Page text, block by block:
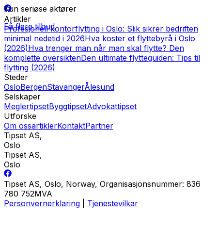
Kun seriøse aktører
Få flere tilbud
Artikler
Profesjonell kontorflytting i Oslo: Slik sikrer bedriften
minimal nedetid i 2026Hva koster et flyttebyrå i Oslo
(2026)Hva trenger man når man skal flytte? Den
komplette oversiktenDen ultimate flytteguiden: Tips til
flytting (2026)
Steder
OsloBergenStavangerÅlesund
Selskaper
MeglertipsetByggtipsetAdvokattipset
Utforske
Om ossartiklerKontaktPartner
Tipset AS,
Oslo
Tipset AS,
Oslo
Tipset AS, Oslo, Norway, Organisasjonsnummer: 836
780 752MVA
Personvernerklaring
Tjenestevilkar